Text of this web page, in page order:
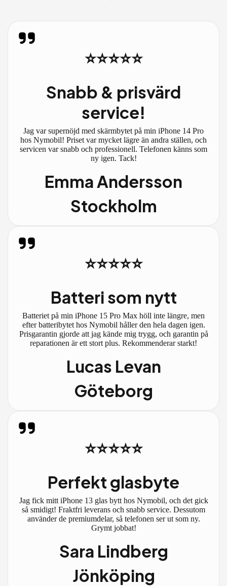
⭐⭐⭐⭐⭐
Snabb & prisvärd
service!
Jag var supernöjd med skärmbytet på min iPhone 14 Pro
hos Nymobil! Priset var mycket lägre än andra ställen, och
servicen var snabb och professionell. Telefonen känns som
ny igen. Tack!
Emma Andersson
Stockholm
⭐⭐⭐⭐⭐
Batteri som nytt
Batteriet på min iPhone 15 Pro Max höll inte längre, men
efter batteribytet hos Nymobil håller den hela dagen igen.
Prisgarantin gjorde att jag kände mig trygg, och garantin på
reparationen är ett stort plus. Rekommenderar starkt!
Lucas Levan
Göteborg
⭐⭐⭐⭐⭐
Perfekt glasbyte
Jag fick mitt iPhone 13 glas bytt hos Nymobil, och det gick
så smidigt! Fraktfri leverans och snabb service. Dessutom
använder de premiumdelar, så telefonen ser ut som ny.
Grymt jobbat!
Sara Lindberg
Jönköping